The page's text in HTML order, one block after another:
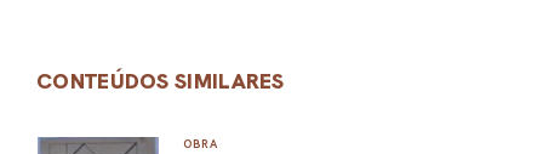
CONTEÚDOS SIMILARES
OBRA